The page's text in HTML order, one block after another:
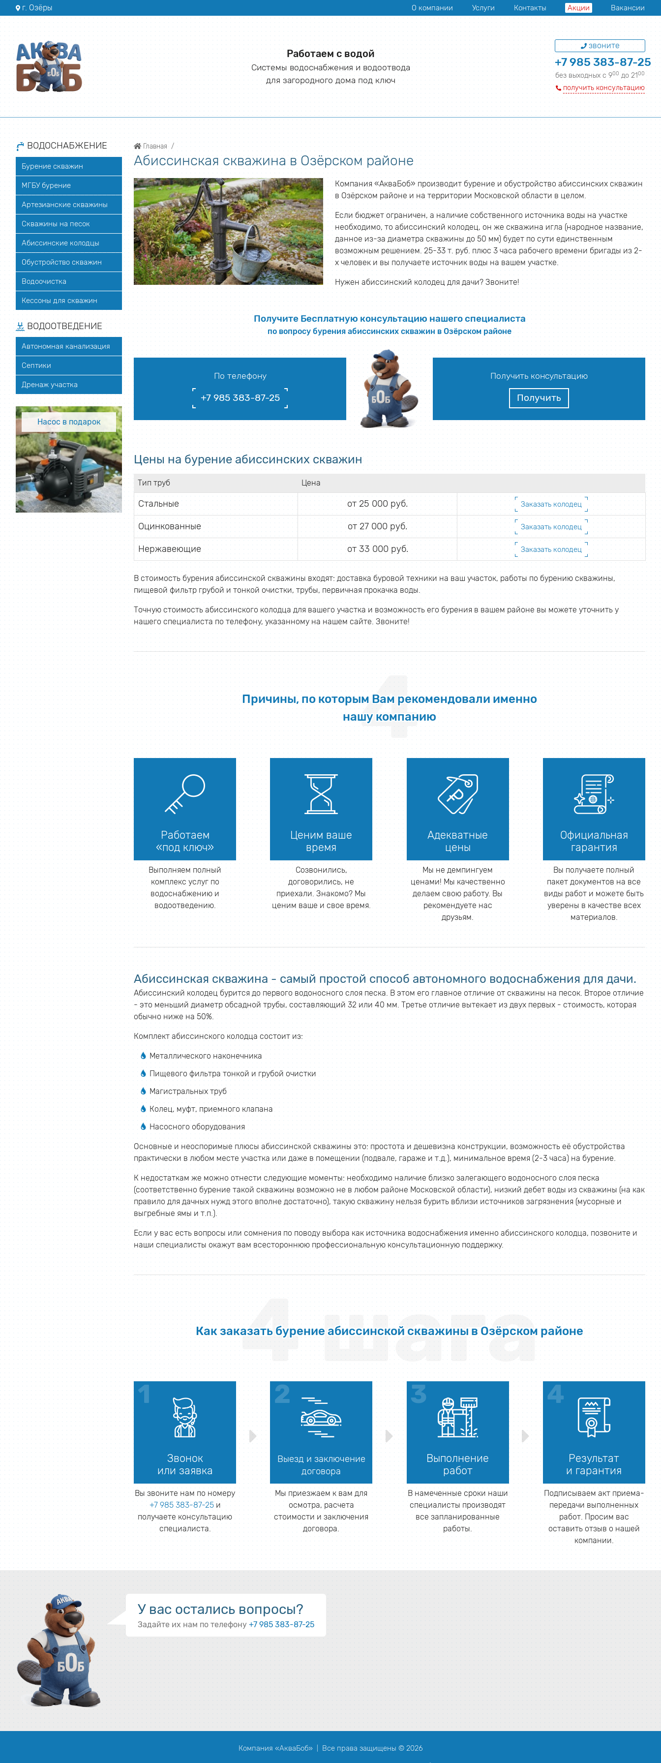
г. Озёры О компании Услуги Контакты Акции Вакансии
Работаем с водой
Системы водоснабжения и водоотвода
для загородного дома под ключ
звоните
+7 985 383-87-25
без выходных с 900до 2100
получить консультацию
ВОДОСНАБЖЕНИЕ
Бурение скважин
МГБУ бурение
Артезианские скважины
Скважины на песок
Абиссинские колодцы
Обустройство скважин
Водоочистка
Кессоны для скважин
ВОДООТВЕДЕНИЕ
Автономная канализация
Септики
Дренаж участка
Насос в подарок
Главная
Абиссинская скважина в Озёрском районе
Компания «АкваБоб» производит бурение и обустройство абиссинских скважин
в Озёрском районе и на территории Московской области в целом.
Если бюджет ограничен, а наличие собственного источника воды на участке
необходимо, то абиссинский колодец, он же скважина игла (народное название,
данное из-за диаметра скважины до 50 мм) будет по сути единственным
возможным решением. 25-33 т. руб. плюс 3 часа рабочего времени бригады из 2-
х человек и вы получаете источник воды на вашем участке.
Нужен абиссинский колодец для дачи? Звоните!
Получите Бесплатную консультацию нашего специалиста
по вопросу бурения абиссинских скважин в Озёрском районе
По телефону
+7 985 383-87-25
Получить консультацию
Получить
Цены на бурение абиссинских скважин
Тип труб Цена
Стальные от 25 000 руб. Заказать колодец
Оцинкованные от 27 000 руб. Заказать колодец
Нержавеющие от 33 000 руб. Заказать колодец
В стоимость бурения абиссинской скважины входят: доставка буровой техники на ваш участок, работы по бурению скважины,
пищевой фильтр грубой и тонкой очистки, трубы, первичная прокачка воды.
Точную стоимость абиссинского колодца для вашего участка и возможность его бурения в вашем районе вы можете уточнить у
нашего специалиста по телефону, указанному на нашем сайте. Звоните!
Причины, по которым Вам рекомендовали именно
нашу компанию
4
Работаем
«под ключ»
Выполняем полный
комплекс услуг по
водоснабжению и
водоотведению.
Ценим ваше
время
Созвонились,
договорились, не
приехали. Знакомо? Мы
ценим ваше и свое время.
Адекватные
цены
Мы не демпингуем
ценами! Мы качественно
делаем свою работу. Вы
рекомендуете нас
друзьям.
Официальная
гарантия
Вы получаете полный
пакет документов на все
виды работ и можете быть
уверены в качестве всех
материалов.
Абиссинская скважина - самый простой способ автономного водоснабжения для дачи.
Абиссинский колодец бурится до первого водоносного слоя песка. В этом его главное отличие от скважины на песок. Второе отличие
- это меньший диаметр обсадной трубы, составляющий 32 или 40 мм. Третье отличие вытекает из двух первых - стоимость, которая
обычно ниже на 50%.
Комплект абиссинского колодца состоит из:
Металлического наконечника
Пищевого фильтра тонкой и грубой очистки
Магистральных труб
Колец, муфт, приемного клапана
Насосного оборудования
Основные и неоспоримые плюсы абиссинской скважины это: простота и дешевизна конструкции, возможность её обустройства
практически в любом месте участка или даже в помещении (подвале, гараже и т.д.), минимальное время (2-3 часа) на бурение.
К недостаткам же можно отнести следующие моменты: необходимо наличие близко залегающего водоносного слоя песка
(соответственно бурение такой скважины возможно не в любом районе Московской области), низкий дебет воды из скважины (на как
правило для дачных нужд этого вполне достаточно), такую скважину нельзя бурить вблизи источников загрязнения (мусорные и
выгребные ямы и т.п.).
Если у вас есть вопросы или сомнения по поводу выбора как источника водоснабжения именно абиссинского колодца, позвоните и
наши специалисты окажут вам всестороннюю профессиональную консультационную поддержку.
Как заказать бурение абиссинской скважины в Озёрском районе
4 шага
Звонок
или заявка
Вы звоните нам по номеру
+7 985 383-87-25и
получаете консультацию
специалиста.
Выезд и заключение
договора
Мы приезжаем к вам для
осмотра, расчета
стоимости и заключения
договора.
Выполнение
работ
В намеченные сроки наши
специалисты производят
все запланированные
работы.
Результат
и гарантия
Подписываем акт приема-
передачи выполненных
работ. Просим вас
оставить отзыв о нашей
компании.
У вас остались вопросы?
Задайте их нам по телефону +7 985 383-87-25
Компания «АкваБоб» Все права защищены © 2026